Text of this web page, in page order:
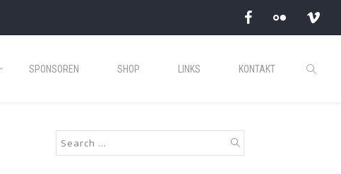
SPONSOREN SHOP LINKS KONTAKT